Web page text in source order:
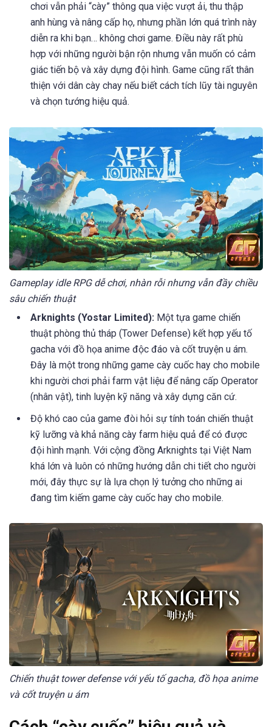
chơi vẫn phải “cày” thông qua việc vượt ải, thu thập
anh hùng và nâng cấp họ, nhưng phần lớn quá trình này
diễn ra khi bạn… không chơi game. Điều này rất phù
hợp với những người bận rộn nhưng vẫn muốn có cảm
giác tiến bộ và xây dựng đội hình. Game cũng rất thân
thiện với dân cày chay nếu biết cách tích lũy tài nguyên
và chọn tướng hiệu quả.
Gameplay idle RPG dễ chơi, nhàn rỗi nhưng vẫn đầy chiều
sâu chiến thuật
Arknights (Yostar Limited): Một tựa game chiến
thuật phòng thủ tháp (Tower Defense) kết hợp yếu tố
gacha với đồ họa anime độc đáo và cốt truyện u ám.
Đây là một trong những game cày cuốc hay cho mobile
khi người chơi phải farm vật liệu để nâng cấp Operator
(nhân vật), tinh luyện kỹ năng và xây dựng căn cứ.
Độ khó cao của game đòi hỏi sự tính toán chiến thuật
kỹ lưỡng và khả năng cày farm hiệu quả để có được
đội hình mạnh. Với cộng đồng Arknights tại Việt Nam
khá lớn và luôn có những hướng dẫn chi tiết cho người
mới, đây thực sự là lựa chọn lý tưởng cho những ai
đang tìm kiếm game cày cuốc hay cho mobile.
Chiến thuật tower defense với yếu tố gacha, đồ họa anime
và cốt truyện u ám